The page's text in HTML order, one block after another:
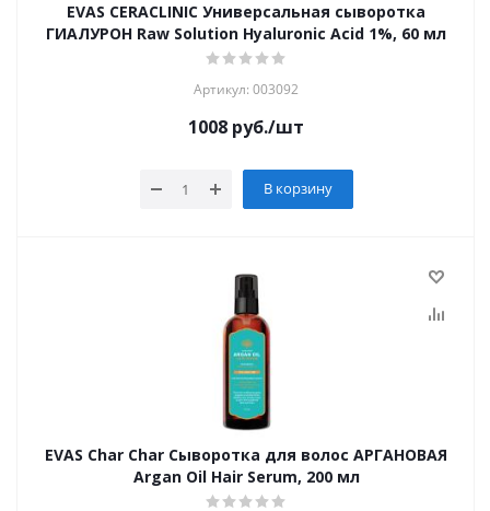
EVAS CERACLINIC Универсальная сыворотка
ГИАЛУРОН Raw Solution Hyaluronic Acid 1%, 60 мл
Артикул: 003092
1008 руб./шт
В корзину
EVAS Char Char Сыворотка для волос АРГАНОВАЯ
Argan Oil Hair Serum, 200 мл